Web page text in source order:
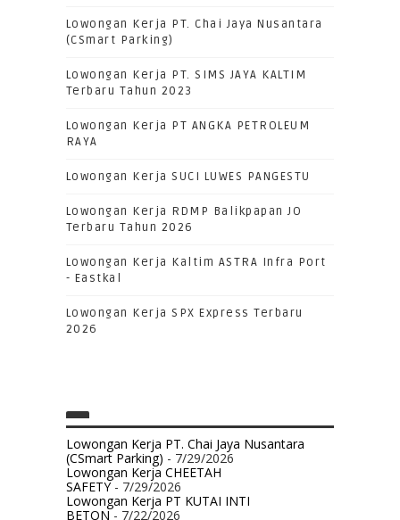
Lowongan Kerja PT. Chai Jaya Nusantara
(CSmart Parking)
Lowongan Kerja PT. SIMS JAYA KALTIM
Terbaru Tahun 2023
Lowongan Kerja PT ANGKA PETROLEUM
RAYA
Lowongan Kerja SUCI LUWES PANGESTU
Lowongan Kerja RDMP Balikpapan JO
Terbaru Tahun 2026
Lowongan Kerja Kaltim ASTRA Infra Port
- Eastkal
Lowongan Kerja SPX Express Terbaru
2026
Lowongan Kerja PT. Chai Jaya Nusantara
(CSmart Parking) - 7/29/2026
Lowongan Kerja CHEETAH
SAFETY- 7/29/2026
Lowongan Kerja PT KUTAI INTI
BETON- 7/22/2026